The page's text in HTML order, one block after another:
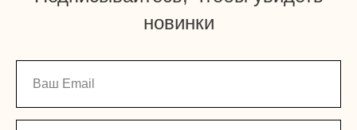
новинки